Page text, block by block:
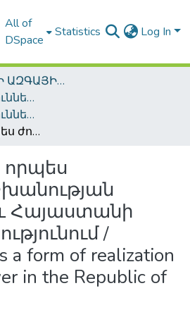
All of
DSpace
Statistics Log In
ՀԱՅԱՍՏԱՆԻ ԱԶԳԱՅԻՆ ԳՐԱԴԱՐԱՆԻ ԹՎԱՅԻՆ ՊԱՀՈՑ / DIGITAL REPOSITORY OF NLA
Ատենախոսություններ և սեղմագրեր / Theses & Abstracts
Ատենախոսություններ և սեղմագրեր / Theses & Abstracts
Հանրաքվեն որպես ժողովրդաիշխանության իրացման ձև Հայաստանի Հանրապետությունում / Referendum as a form of realization of people power in the Republic of Armenia
Հայաստանի
/
a form of realization
in the Republic of